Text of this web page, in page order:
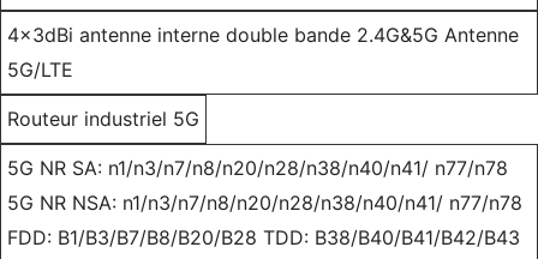
4x3dBi antenne interne double bande 2.4G&5G Antenne
5G/LTE
Routeur industriel 5G
5G NR SA: n1/n3/n7/n8/n20/n28/n38/n40/n41/ n77/n78
5G NR NSA: n1/n3/n7/n8/n20/n28/n38/n40/n41/ n77/n78
FDD: B1/B3/B7/B8/B20/B28 TDD: B38/B40/B41/B42/B43